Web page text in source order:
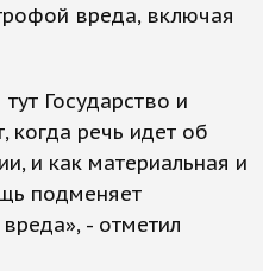
вреда, включая
Государство и
когда речь идет об
и как материальная и
подменяет
- отметил